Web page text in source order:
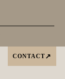
CONTACT ↗